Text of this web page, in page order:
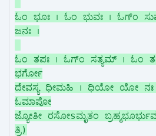
ಓಂ ಭೂಃ । ಓಂ ಭುವಃ । ಓಗ್ಂ
ಜನಃ ।
ಓಂ ತಪಃ । ಓಗ್ಂ ಸತ್ಯಮ್ । ಓಂ
ಭರ್ಗೋ
ದೇವಸ್ಯ ಧೀಮಹಿ । ಧಿಯೋ ಯೋ ನಃ
ಓಮಾಪೋ
ಜ್ಯೋತೀ ರಸೋsಮೃತಂ
ತ್ರಿ)